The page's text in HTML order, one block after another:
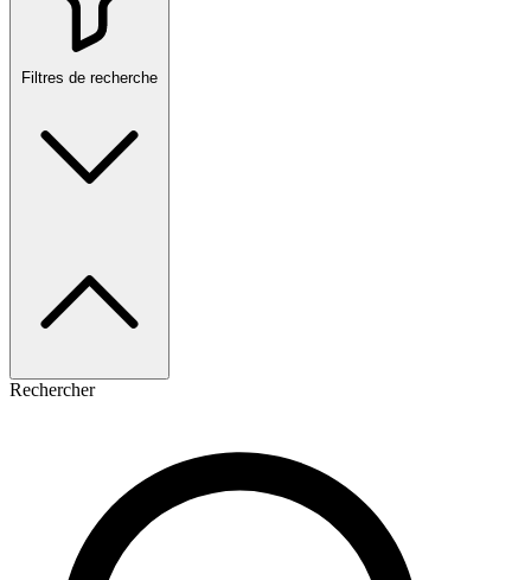
Filtres de recherche
Rechercher